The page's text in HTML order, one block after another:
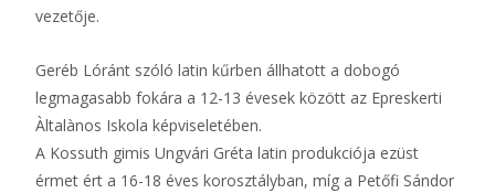
vezetője.
Geréb Lóránt szóló latin kűrben állhatott a dobogó
legmagasabb fokára a 12-13 évesek között az Epreskerti
Àltalànos Iskola képviseletében.
A Kossuth gimis Ungvári Gréta latin produkciója ezüst
érmet ért a 16-18 éves korosztályban, míg a Petőfi Sándor